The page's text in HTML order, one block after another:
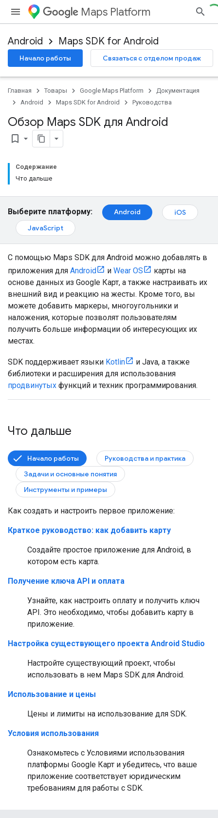
Maps Platform
Android Maps SDK for Android
Начало работы Связаться с отделом продаж
Главная Товары Google Maps Platform
Документация
Android
Maps SDK for Android Руководства
Обзор Maps SDK для Android
bookmark_border
Содержание
Что дальше
Выберите платформу: Android
iOS
JavaScript
С помощью Maps SDK для Android можно добавлять в
приложения для Android и Wear OS
карты на
основе данных из Google Карт, а также настраивать их
внешний вид и реакцию на жесты. Кроме того, вы
можете добавить маркеры, многоугольники и
наложения, которые позволят пользователям
получить больше информации об интересующих их
местах.
SDK поддерживает языки Kotlin
и Java, а также
библиотеки и расширения для использования
продвинутых функций и техник программирования.
Что дальше
Начало работы
Руководства и практика
Задачи и основные понятия
Инструменты и примеры
Как создать и настроить первое приложение:
Краткое руководство: как добавить карту
Создайте простое приложение для Android, в
котором есть карта.
Получение ключа API и оплата
Узнайте, как настроить оплату и получить ключ
API. Это необходимо, чтобы добавить карту в
приложение.
Настройка существующего проекта Android Studio
Настройте существующий проект, чтобы
использовать в нем Maps SDK для Android.
Использование и цены
Цены и лимиты на использование для SDK.
Условия использования
Ознакомьтесь с Условиями использования
платформы Google Карт и убедитесь, что ваше
приложение соответствует юридическим
требованиям для работы с SDK.